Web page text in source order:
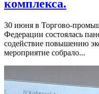
комплекса.
30 июня в Торгово-
Федерации состоялась
содействие повышению
мероприятие собрало...